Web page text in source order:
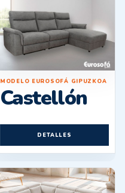
MODELO EUROSOFÁ GIPUZKOA
Castellón
DETALLES